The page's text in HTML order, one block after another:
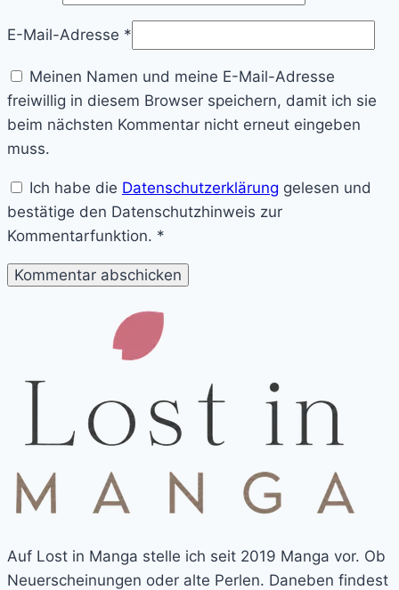
E-Mail-Adresse *
Meinen Namen und meine E-Mail-Adresse
freiwillig in diesem Browser speichern, damit ich sie
beim nächsten Kommentar nicht erneut eingeben
muss.
Ich habe die Datenschutzerklärung gelesen und
bestätige den Datenschutzhinweis zur
Kommentarfunktion. *
Auf Lost in Manga stelle ich seit 2019 Manga vor. Ob
Neuerscheinungen oder alte Perlen. Daneben findest